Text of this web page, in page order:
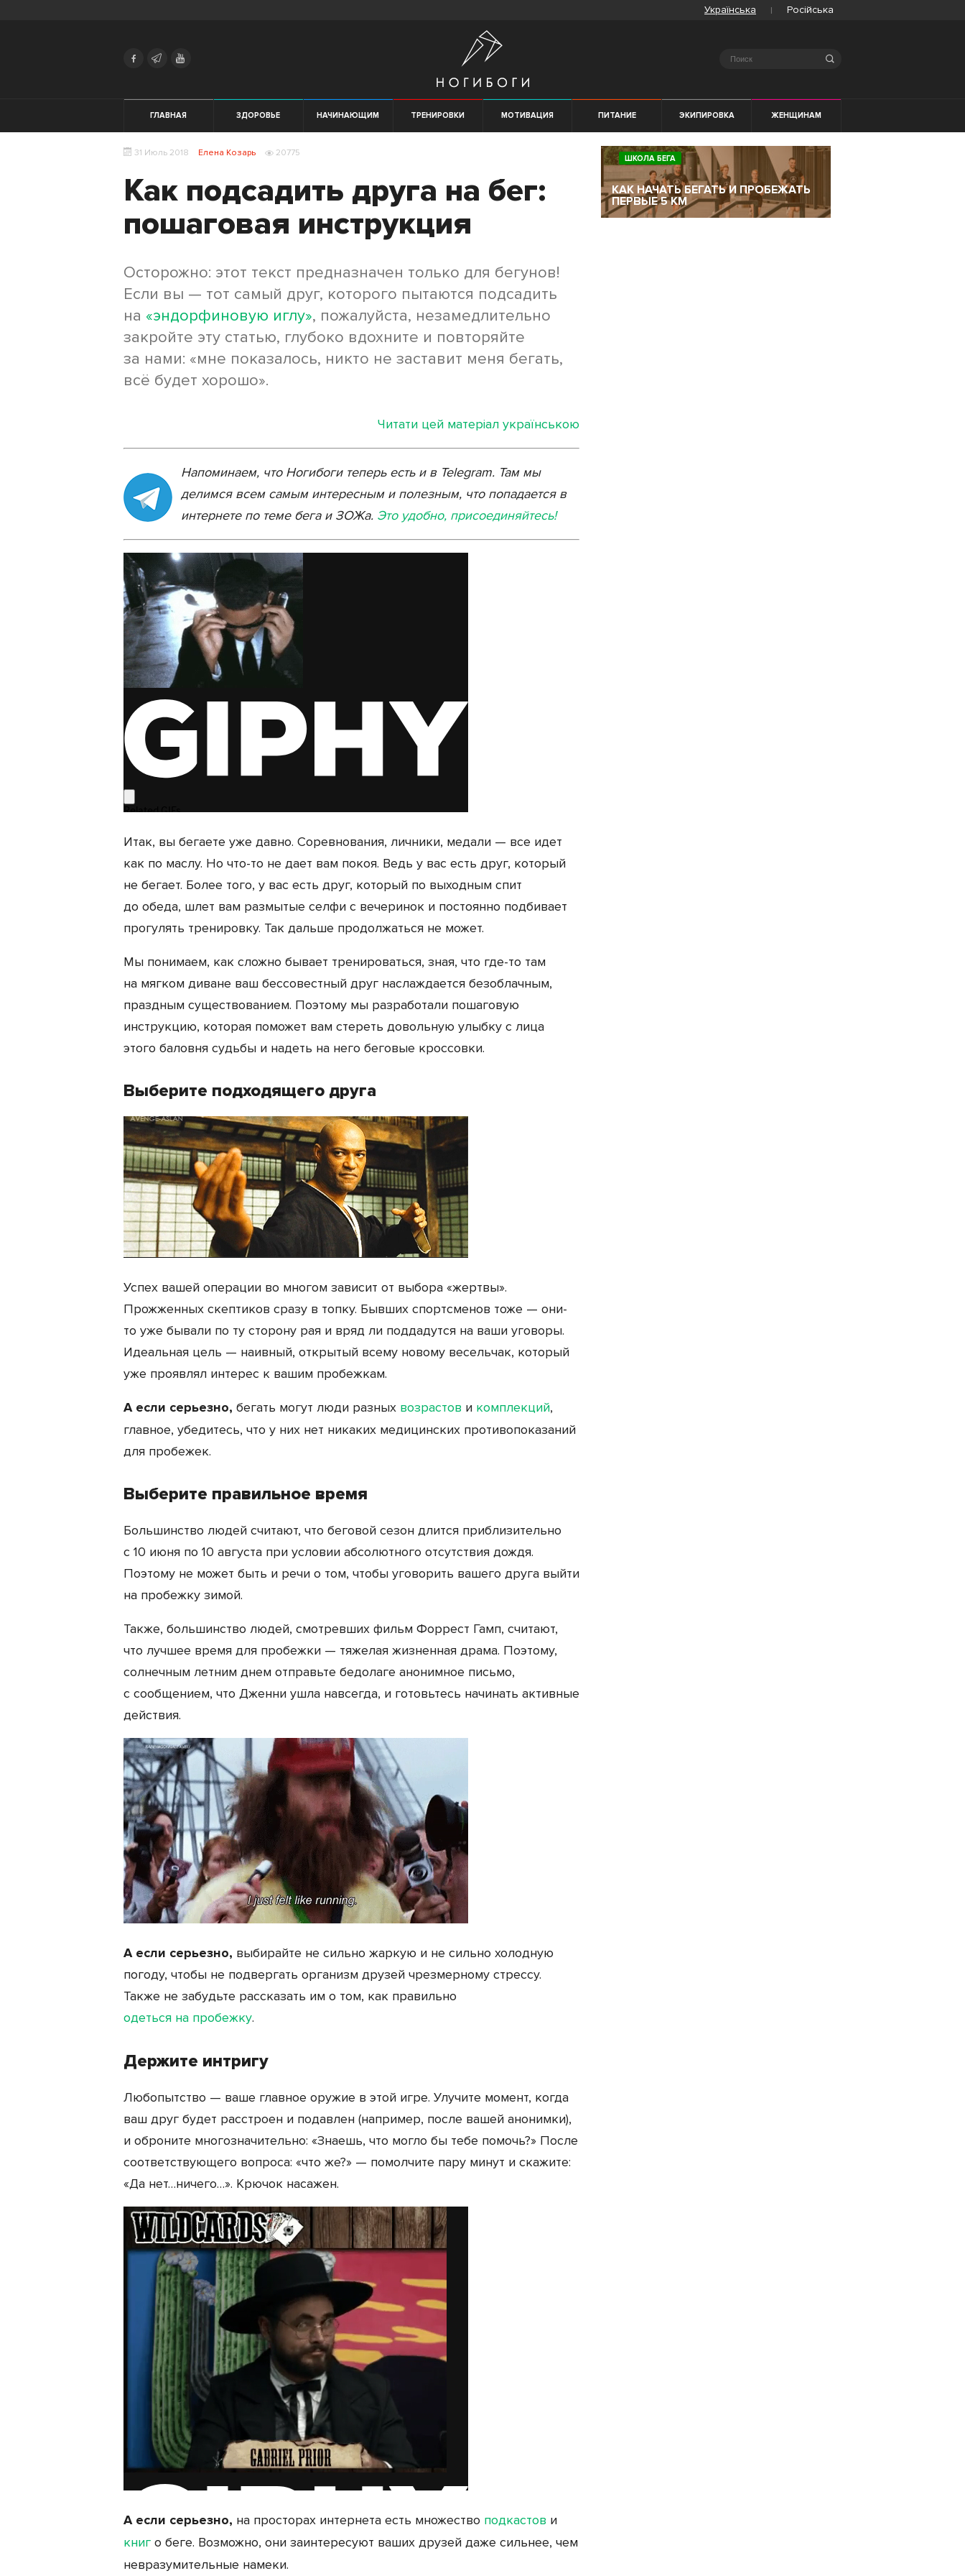
Українська Російська
Search
ГЛАВНАЯ ЗДОРОВЬЕ НАЧИНАЮЩИМ ТРЕНИРОВКИ МОТИВАЦИЯ ПИТАНИЕ ЭКИПИРОВКА ЖЕНЩИНАМ
31 Июль 2018 Елена Козарь 20775
Как подсадить друга на бег:
пошаговая инструкция
Осторожно: этот текст предназначен только для бегунов!
Если вы — тот самый друг, которого пытаются подсадить
на «эндорфиновую иглу», пожалуйста, незамедлительно
закройте эту статью, глубоко вдохните и повторяйте
за нами: «мне показалось, никто не заставит меня бегать,
всё будет хорошо».
Читати цей матеріал українською
Напоминаем, что Ногибоги теперь есть и в Telegram. Там мы
делимся всем самым интересным и полезным, что попадается в
интернете по теме бега и ЗОЖа. Это удобно, присоединяйтесь!
Итак, вы бегаете уже давно. Соревнования, личники, медали — все идет
как по маслу. Но что-то не дает вам покоя. Ведь у вас есть друг, который
не бегает. Более того, у вас есть друг, который по выходным спит
до обеда, шлет вам размытые селфи с вечеринок и постоянно подбивает
прогулять тренировку. Так дальше продолжаться не может.
Мы понимаем, как сложно бывает тренироваться, зная, что где-то там
на мягком диване ваш бессовестный друг наслаждается безоблачным,
праздным существованием. Поэтому мы разработали пошаговую
инструкцию, которая поможет вам стереть довольную улыбку с лица
этого баловня судьбы и надеть на него беговые кроссовки.
Выберите подходящего друга
Успех вашей операции во многом зависит от выбора «жертвы».
Прожженных скептиков сразу в топку. Бывших спортсменов тоже — они-
то уже бывали по ту сторону рая и вряд ли поддадутся на ваши уговоры.
Идеальная цель — наивный, открытый всему новому весельчак, который
уже проявлял интерес к вашим пробежкам.
А если серьезно, бегать могут люди разных возрастов и комплекций,
главное, убедитесь, что у них нет никаких медицинских противопоказаний
для пробежек.
Выберите правильное время
Большинство людей считают, что беговой сезон длится приблизительно
с 10 июня по 10 августа при условии абсолютного отсутствия дождя.
Поэтому не может быть и речи о том, чтобы уговорить вашего друга выйти
на пробежку зимой.
Также, большинство людей, смотревших фильм Форрест Гамп, считают,
что лучшее время для пробежки — тяжелая жизненная драма. Поэтому,
солнечным летним днем отправьте бедолаге анонимное письмо,
с сообщением, что Дженни ушла навсегда, и готовьтесь начинать активные
действия.
А если серьезно, выбирайте не сильно жаркую и не сильно холодную
погоду, чтобы не подвергать организм друзей чрезмерному стрессу.
Также не забудьте рассказать им о том, как правильно
одеться на пробежку.
Держите интригу
Любопытство — ваше главное оружие в этой игре. Улучите момент, когда
ваш друг будет расстроен и подавлен (например, после вашей анонимки),
и оброните многозначительно: «Знаешь, что могло бы тебе помочь?» После
соответствующего вопроса: «что же?» — помолчите пару минут и скажите:
«Да нет…ничего…». Крючок насажен.
А если серьезно, на просторах интернета есть множество подкастов и
книг о беге. Возможно, они заинтересуют ваших друзей даже сильнее, чем
невразумительные намеки.
ШКОЛА БЕГА
КАК НАЧАТЬ БЕГАТЬ И ПРОБЕЖАТЬ
ПЕРВЫЕ 5 КМ